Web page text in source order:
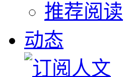
推荐阅读
动态